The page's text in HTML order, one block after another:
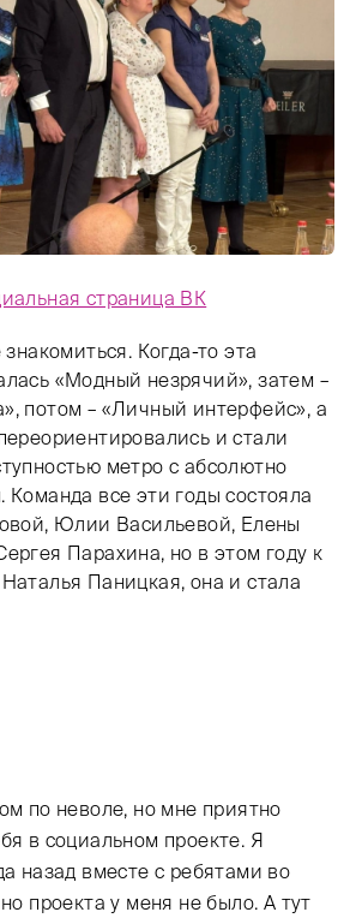
страница ВК
Когда-то эта
«Модный незрячий», затем –
потом – «Личный интерфейс», а
и стали
метро с абсолютно
все эти годы состояла
Юлии Васильевой, Елены
Парахина, но в этом году к
Паницкая, она и стала
по неволе, но мне приятно
в социальном проекте. Я
назад вместе с ребятами во
проекта у меня не было. А тут